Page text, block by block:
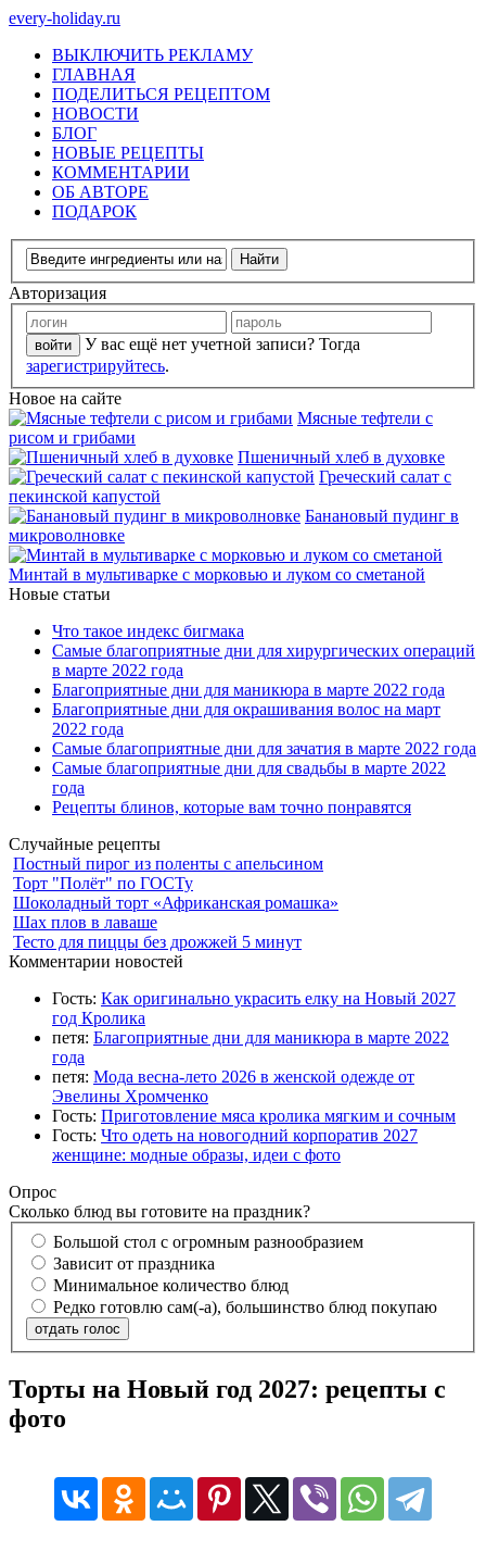
every-holiday.ru
ВЫКЛЮЧИТЬ РЕКЛАМУ
ГЛАВНАЯ
ПОДЕЛИТЬСЯ РЕЦЕПТОМ
НОВОСТИ
БЛОГ
НОВЫЕ РЕЦЕПТЫ
КОММЕНТАРИИ
ОБ АВТОРЕ
ПОДАРОК
Авторизация
У вас ещё нет учетной записи? Тогда
зарегистрируйтесь.
Новое на сайте
Мясные тефтели с
рисом и грибами
Пшеничный хлеб в духовке
Греческий салат с
пекинской капустой
Банановый пудинг в
микроволновке
Минтай в мультиварке с морковью и луком со сметаной
Новые статьи
Что такое индекс бигмака
Самые благоприятные дни для хирургических операций
в марте 2022 года
Благоприятные дни для маникюра в марте 2022 года
Благоприятные дни для окрашивания волос на март
2022 года
Самые благоприятные дни для зачатия в марте 2022 года
Самые благоприятные дни для свадьбы в марте 2022
года
Рецепты блинов, которые вам точно понравятся
Случайные рецепты
Постный пирог из поленты с апельсином
Торт "Полёт" по ГОСТу
Шоколадный торт «Африканская ромашка»
Шах плов в лаваше
Тесто для пиццы без дрожжей 5 минут
Комментарии новостей
Гость: Как оригинально украсить елку на Новый 2027
год Кролика
петя: Благоприятные дни для маникюра в марте 2022
года
петя: Мода весна-лето 2026 в женской одежде от
Эвелины Хромченко
Гость: Приготовление мяса кролика мягким и сочным
Гость: Что одеть на новогодний корпоратив 2027
женщине: модные образы, идеи с фото
Опрос
Сколько блюд вы готовите на праздник?
Большой стол с огромным разнообразием
Зависит от праздника
Минимальное количество блюд
Редко готовлю сам(-а), большинство блюд покупаю
отдать голос
Торты на Новый год 2027: рецепты с
фото